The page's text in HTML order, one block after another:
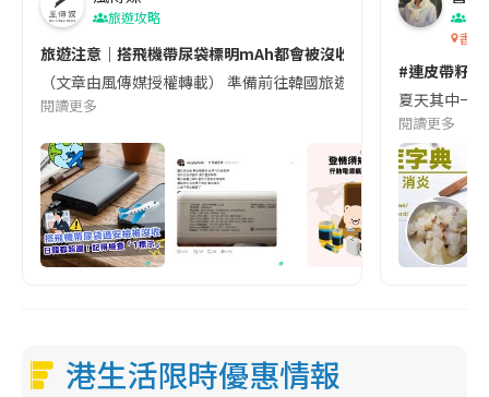
旅遊攻略
旅遊注意｜搭飛機帶尿袋標明mAh都會被沒收😱出發前切記檢查
（文章由風傳媒授權轉載） 準備前往韓國旅遊的民眾，近期要
閱讀更多
香港
#連皮帶籽
夏天其中一
閱讀更多
港生活限時優惠情報